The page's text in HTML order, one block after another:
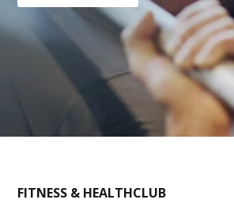
FITNESS & HEALTHCLUB